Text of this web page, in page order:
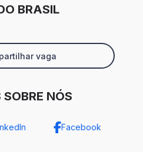
BRASIL
vaga
NÓS
Facebook